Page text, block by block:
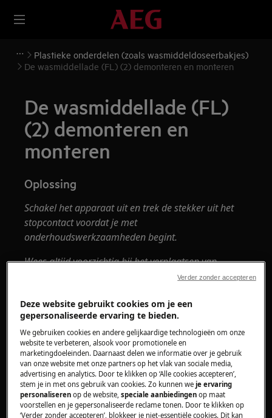
Plastieke onderdelen (zoals wasmiddeldoseerbakjes)
De wasmiddellade (FL) (2) demonteren en monteren
De wasmiddellade (FL)
(2) demonteren en
monteren
Oplossing
Schakel het apparaat uit en trek de stekker uit het
stopcontact voordat je met
onderhoudswerkzaamheden begint.
Wees altijd voorzichtig bij het verplaatsen van
apparaten, voor zware apparaten zijn twee
Gebruik altijd veiligheidshandschoenen en gesloten
schoeisel.
Houd er rekening mee dat zelfreparatie of niet-
professionele reparatie gevolgen kan hebben voor
de veiligheid als deze niet correct wordt uitgevoerd.
Hoe de wasmiddellade demonteren en weer
Deze website gebruikt cookies om je een
gepersonaliseerde ervaring te bieden.
We gebruiken cookies en andere gelijkaardige technologieën om onze
website te verbeteren, alsook voor promotionele en
marketingdoeleinden. Daarnaast delen we informatie over je gebruik
van onze website met onze partners op het vlak van sociale media,
advertising en analytics. Door te klikken op ‘Alle cookies accepteren’,
stem je in met ons gebruik van cookies. Zo kunnen weje ervaring
personaliseren op de website,speciale aanbiedingen op maat
voorstellen en je gepersonaliseerde reclame tonen. Door te klikken op
‘Verder zonder accepteren’, blokkeer je niet-essentiële cookies. Dit kan
Verder zonder accepteren